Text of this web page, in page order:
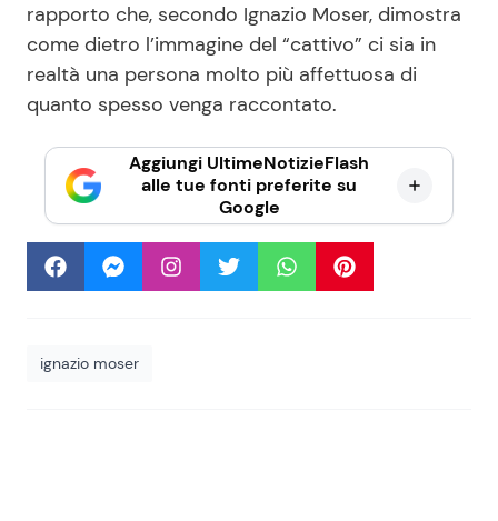
rapporto che, secondo Ignazio Moser, dimostra
come dietro l’immagine del “cattivo” ci sia in
realtà una persona molto più affettuosa di
quanto spesso venga raccontato.
Aggiungi UltimeNotizieFlash
alle tue fonti preferite su
Google
ignazio moser